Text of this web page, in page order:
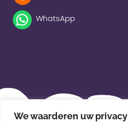
We waarderen uw privacy
WhatsApp
Beleidsverklaring